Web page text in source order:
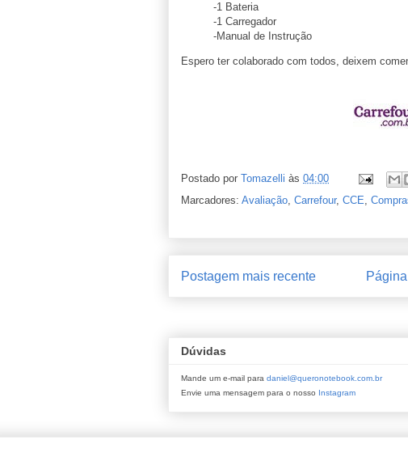
-1 Bateria
-1 Carregador
-Manual de Instrução
Espero ter colaborado com todos, deixem
Postado por Tomazelli às 04:00
Marcadores: Avaliação, Carrefour, CCE,
Postagem mais recente
Dúvidas
Mande um e-mail para daniel@queronotebook.com.br
Envie uma mensagem para o nosso Instagram